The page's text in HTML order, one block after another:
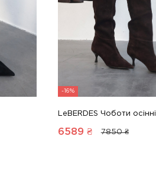
-16%
LeBERDES Чоботи осінні
6589 ₴ 7850 ₴